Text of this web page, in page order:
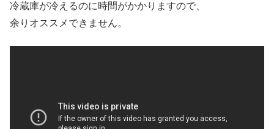
冷蔵庫が冷えるのに時間がかかりますので、
余りオススメできません。